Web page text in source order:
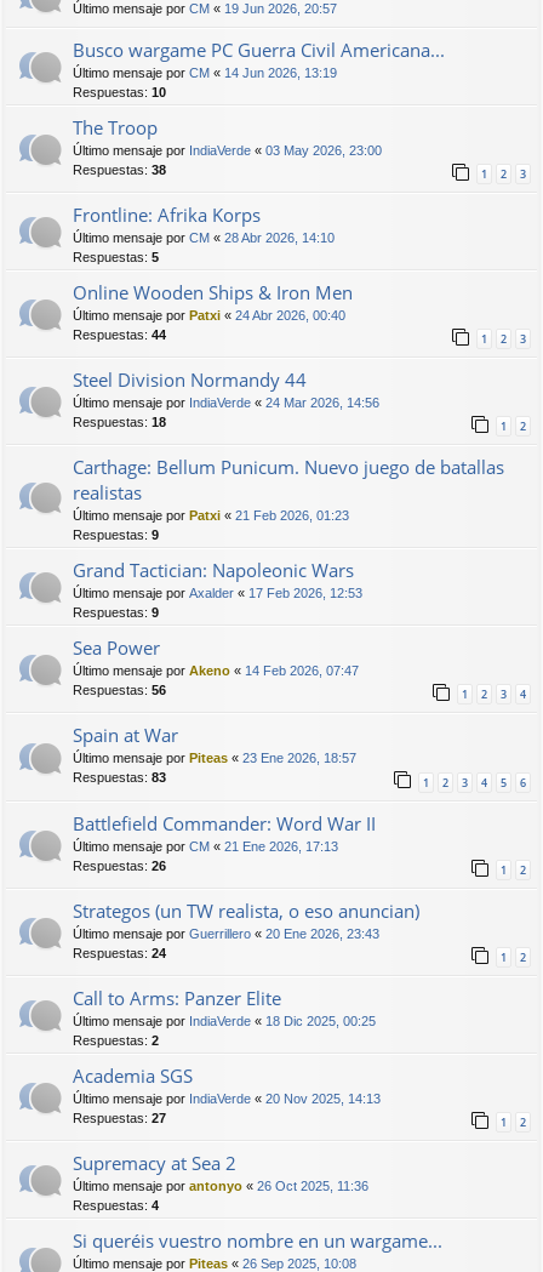
Último mensaje por CM « 19 Jun 2026, 20:57
Busco wargame PC Guerra Civil Americana...
Último mensaje por CM « 14 Jun 2026, 13:19
Respuestas: 10
The Troop
Último mensaje por IndiaVerde « 03 May 2026, 23:00
Respuestas: 38 1 2 3
Frontline: Afrika Korps
Último mensaje por CM « 28 Abr 2026, 14:10
Respuestas: 5
Online Wooden Ships & Iron Men
Último mensaje por Patxi « 24 Abr 2026, 00:40
Respuestas: 44 1 2 3
Steel Division Normandy 44
Último mensaje por IndiaVerde « 24 Mar 2026, 14:56
Respuestas: 18 1 2
Carthage: Bellum Punicum. Nuevo juego de batallas
realistas
Último mensaje por Patxi « 21 Feb 2026, 01:23
Respuestas: 9
Grand Tactician: Napoleonic Wars
Último mensaje por Axalder « 17 Feb 2026, 12:53
Respuestas: 9
Sea Power
Último mensaje por Akeno « 14 Feb 2026, 07:47
Respuestas: 56 1 2 3 4
Spain at War
Último mensaje por Piteas « 23 Ene 2026, 18:57
Respuestas: 83 1 2 3 4 5 6
Battlefield Commander: Word War II
Último mensaje por CM « 21 Ene 2026, 17:13
Respuestas: 26 1 2
Strategos (un TW realista, o eso anuncian)
Último mensaje por Guerrillero « 20 Ene 2026, 23:43
Respuestas: 24 1 2
Call to Arms: Panzer Elite
Último mensaje por IndiaVerde « 18 Dic 2025, 00:25
Respuestas: 2
Academia SGS
Último mensaje por IndiaVerde « 20 Nov 2025, 14:13
Respuestas: 27 1 2
Supremacy at Sea 2
Último mensaje por antonyo « 26 Oct 2025, 11:36
Respuestas: 4
Si queréis vuestro nombre en un wargame...
Último mensaje por Piteas « 26 Sep 2025, 10:08